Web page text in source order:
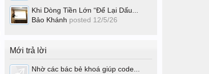
Khi Dòng Tiền Lớn “Để Lại Dấu...
Bảo Khánh posted 12/5/26
Mới trả lời
Nhờ các bác bẻ khoá giúp code...